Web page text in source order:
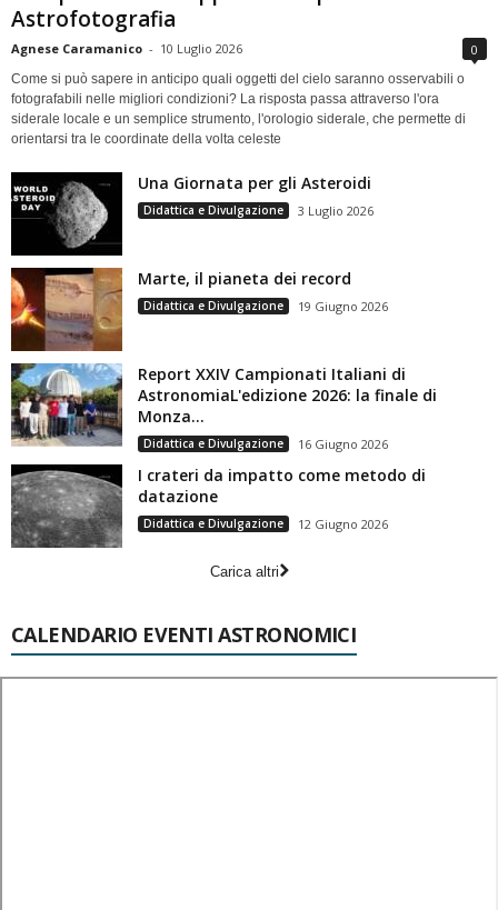
Astrofotografia
Agnese Caramanico - 10 Luglio 2026 0
Come si può sapere in anticipo quali oggetti del cielo saranno osservabili o
fotografabili nelle migliori condizioni? La risposta passa attraverso l'ora
siderale locale e un semplice strumento, l'orologio siderale, che permette di
orientarsi tra le coordinate della volta celeste
Una Giornata per gli Asteroidi
Didattica e Divulgazione 3 Luglio 2026
Marte, il pianeta dei record
Didattica e Divulgazione 19 Giugno 2026
Report XXIV Campionati Italiani di
AstronomiaL'edizione 2026: la finale di
Monza...
Didattica e Divulgazione 16 Giugno 2026
I crateri da impatto come metodo di
datazione
Didattica e Divulgazione 12 Giugno 2026
Carica altri
CALENDARIO EVENTI ASTRONOMICI